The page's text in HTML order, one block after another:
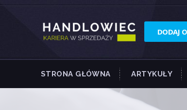
DODAJ
STRONA GŁÓWNA ARTYKUŁY